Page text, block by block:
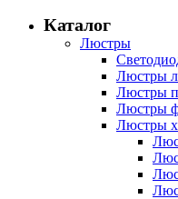
Каталог
Люстры
Люстры
Люстры
Люстры
Люстры